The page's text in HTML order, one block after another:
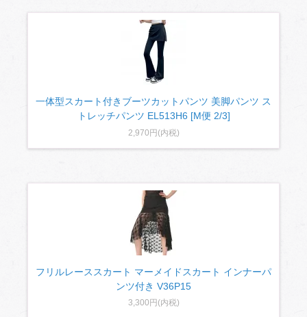
一体型スカート付きブーツカットパンツ 美脚パンツ ス
トレッチパンツ EL513H6 [M便 2/3]
2,970円(内税)
フリルレーススカート マーメイドスカート インナーパ
ンツ付き V36P15
3,300円(内税)